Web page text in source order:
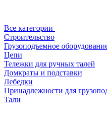
Все категории
Строительство
Грузоподъемное
Цепи
Тележки для ручных талей
Домкраты и подставки
Лебедки
Принадлежности для
Тали